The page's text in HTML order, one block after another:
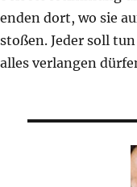
enden dort, wo sie
stoßen. Jeder soll
alles verlangen